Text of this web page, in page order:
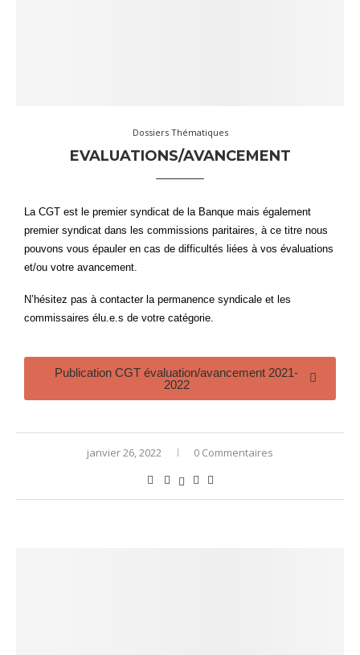
Dossiers Thématiques
EVALUATIONS/AVANCEMENT
La CGT est le premier syndicat de la Banque mais également
premier syndicat dans les commissions paritaires, à ce titre nous
pouvons vous épauler en cas de difficultés liées à vos évaluations
et/ou votre avancement.
N’hésitez pas à contacter la permanence syndicale et les
commissaires élu.e.s de votre catégorie.
Publication CGT évaluation/avancement 2021-
2022
janvier 26, 2022 0 Commentaires